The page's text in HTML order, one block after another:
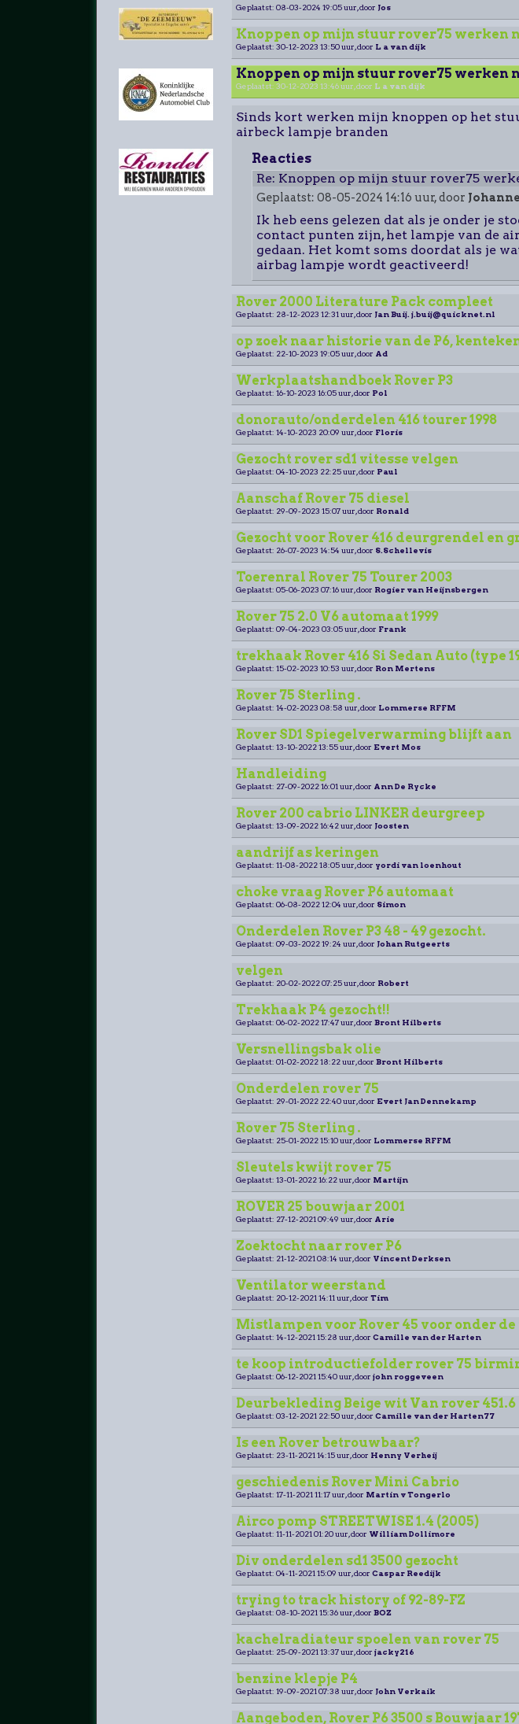
Geplaatst: 08-03-2024 19:05 uur, door Jos
Knoppen op mijn stuur rover75 werken
Geplaatst: 30-12-2023 13:50 uur, door L a van dijk
Knoppen op mijn stuur rover75 werken
Geplaatst: 30-12-2023 13:46 uur, door L a van dijk
Sinds kort werken mijn knoppen op het
airbeck lampje branden
Reacties
Re: Knoppen op mijn stuur rover75
Geplaatst: 08-05-2024 14:16 uur, door
Ik heb eens gelezen dat als je onder je
contact punten zijn, het lampje van de
gedaan. Het komt soms doordat als je
airbag lampje wordt geactiveerd!
Rover 2000 Literature Pack compleet
Geplaatst: 28-12-2023 12:31 uur, door Jan Buij. j.buij@quicknet.nl
op zoek naar historie van de P6,
Geplaatst: 22-10-2023 19:05 uur, door Ad
Werkplaatshandboek Rover P3
Geplaatst: 16-10-2023 16:05 uur, door Pol
donorauto/onderdelen 416 tourer 1998
Geplaatst: 14-10-2023 20:09 uur, door Floris
Gezocht rover sd1 vitesse velgen
Geplaatst: 04-10-2023 22:25 uur, door Paul
Aanschaf Rover 75 diesel
Geplaatst: 29-09-2023 15:07 uur, door Ronald
Gezocht voor Rover 416 deurgrendel en
Geplaatst: 26-07-2023 14:54 uur, door S.Schellevis
Toerenral Rover 75 Tourer 2003
Geplaatst: 05-06-2023 07:16 uur, door Rogier van Heijnsbergen
Rover 75 2.0 V6 automaat 1999
Geplaatst: 09-04-2023 03:05 uur, door Frank
trekhaak Rover 416 Si Sedan Auto (type
Geplaatst: 15-02-2023 10:53 uur, door Ron Mertens
Rover 75 Sterling .
Geplaatst: 14-02-2023 08:58 uur, door Lommerse RFFM
Rover SD1 Spiegelverwarming blijft aan
Geplaatst: 13-10-2022 13:55 uur, door Evert Mos
Handleiding
Geplaatst: 27-09-2022 16:01 uur, door Ann De Rycke
Rover 200 cabrio LINKER deurgreep
Geplaatst: 13-09-2022 16:42 uur, door Joosten
aandrijf as keringen
Geplaatst: 11-08-2022 18:05 uur, door yordi van loenhout
choke vraag Rover P6 automaat
Geplaatst: 06-08-2022 12:04 uur, door Simon
Onderdelen Rover P3 48 - 49 gezocht.
Geplaatst: 09-03-2022 19:24 uur, door Johan Rutgeerts
velgen
Geplaatst: 20-02-2022 07:25 uur, door Robert
Trekhaak P4 gezocht!!
Geplaatst: 06-02-2022 17:47 uur, door Bront Hilberts
Versnellingsbak olie
Geplaatst: 01-02-2022 18:22 uur, door Bront Hilberts
Onderdelen rover 75
Geplaatst: 29-01-2022 22:40 uur, door Evert Jan Dennekamp
Rover 75 Sterling .
Geplaatst: 25-01-2022 15:10 uur, door Lommerse RFFM
Sleutels kwijt rover 75
Geplaatst: 13-01-2022 16:22 uur, door Martijn
ROVER 25 bouwjaar 2001
Geplaatst: 27-12-2021 09:49 uur, door Arie
Zoektocht naar rover P6
Geplaatst: 21-12-2021 08:14 uur, door Vincent Derksen
Ventilator weerstand
Geplaatst: 20-12-2021 14:11 uur, door Tim
Mistlampen voor Rover 45 voor onder
Geplaatst: 14-12-2021 15:28 uur, door Camille van der Harten
te koop introductiefolder rover 75
Geplaatst: 06-12-2021 15:40 uur, door john roggeveen
Deurbekleding Beige wit Van rover 451.6
Geplaatst: 03-12-2021 22:50 uur, door Camille van der Harten77
Is een Rover betrouwbaar?
Geplaatst: 23-11-2021 14:15 uur, door Henny Verheij
geschiedenis Rover Mini Cabrio
Geplaatst: 17-11-2021 11:17 uur, door Martin v Tongerlo
Airco pomp STREETWISE 1.4 (2005)
Geplaatst: 11-11-2021 01:20 uur, door William Dollimore
Div onderdelen sd1 3500 gezocht
Geplaatst: 04-11-2021 15:09 uur, door Caspar Reedijk
trying to track history of 92-89-FZ
Geplaatst: 08-10-2021 15:36 uur, door BOZ
kachelradiateur spoelen van rover 75
Geplaatst: 25-09-2021 13:37 uur, door jacky216
benzine klepje P4
Geplaatst: 19-09-2021 07:38 uur, door John Verkaik
Aangeboden, Rover P6 3500 s Bouwjaar